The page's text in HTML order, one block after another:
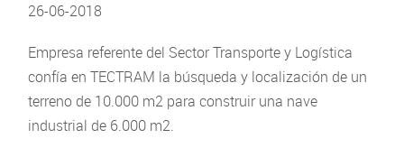
26-06-2018
Empresa referente del Sector Transporte y Logística
confía en TECTRAM la búsqueda y localización de un
terreno de 10.000 m2 para construir una nave
industrial de 6.000 m2.